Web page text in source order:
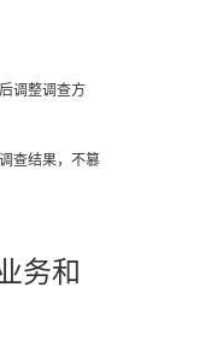
调整调查方
查结果，不篡
务和